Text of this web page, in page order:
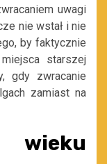
uwagi
nie wstał i nie
by faktycznie
starszej
gdy zwracanie
zamiast na